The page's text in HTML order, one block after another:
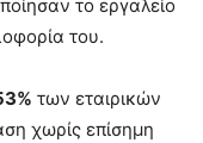
το εργαλείο
του.
των εταιρικών
χωρίς επίσημη